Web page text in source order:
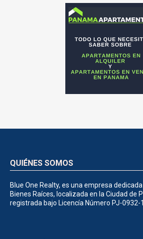
QUIÉNES SOMOS
Blue One Realty, es una empresa
Bienes Raíces, localizada en la Ciudad de
registrada bajo Licencía Número PJ-0932-